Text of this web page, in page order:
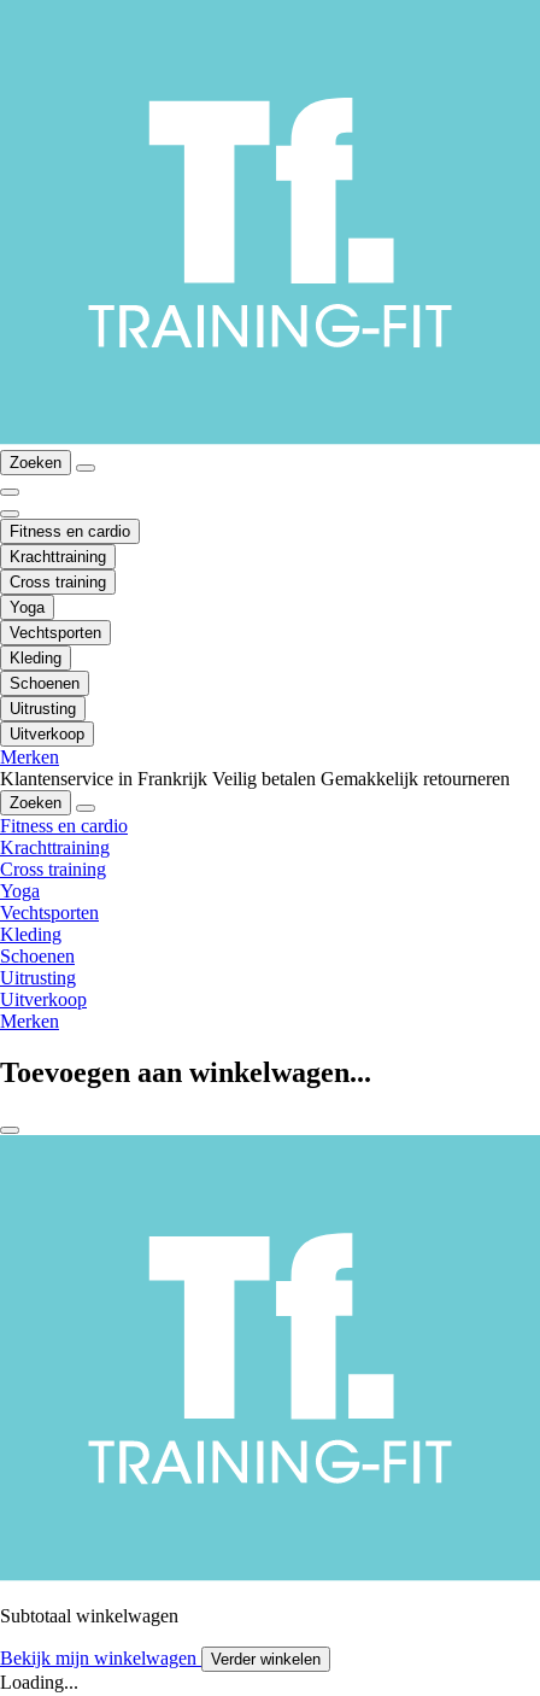
Zoeken
Fitness en cardio
Krachttraining
Cross training
Yoga
Vechtsporten
Kleding
Schoenen
Uitrusting
Uitverkoop
Merken
Klantenservice in Frankrijk Veilig betalen Gemakkelijk retourneren
Zoeken
Fitness en cardio
Krachttraining
Cross training
Yoga
Vechtsporten
Kleding
Schoenen
Uitrusting
Uitverkoop
Merken
Toevoegen aan winkelwagen...
Subtotaal winkelwagen
Bekijk mijn winkelwagen Verder winkelen
Loading...